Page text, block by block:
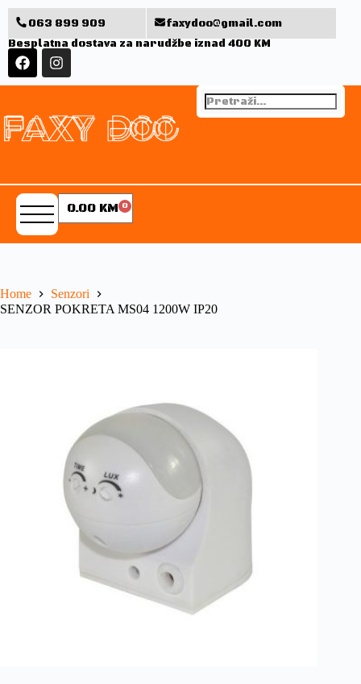
063 899 909
faxydoo@gmail.com
Besplatna dostava za narudžbe iznad 400 KM
0.00 KM 0
Home
Senzori
SENZOR POKRETA MS04 1200W IP20